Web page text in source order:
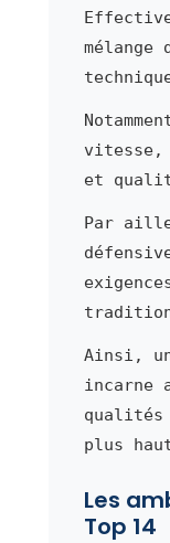
et
Par
Ainsi,
incarne
qualités
plus
Les
Top 14